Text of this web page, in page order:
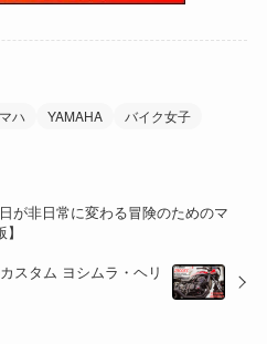
(41)
ハ YAMAHA
バイク女子
が非日常に変わる冒険のためのマ
スタム ヨシムラ・ヘリ